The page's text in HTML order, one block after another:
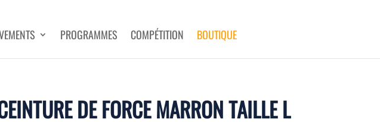
PROGRAMMES COMPÉTITION BOUTIQUE
DE FORCE MARRON TAILLE L